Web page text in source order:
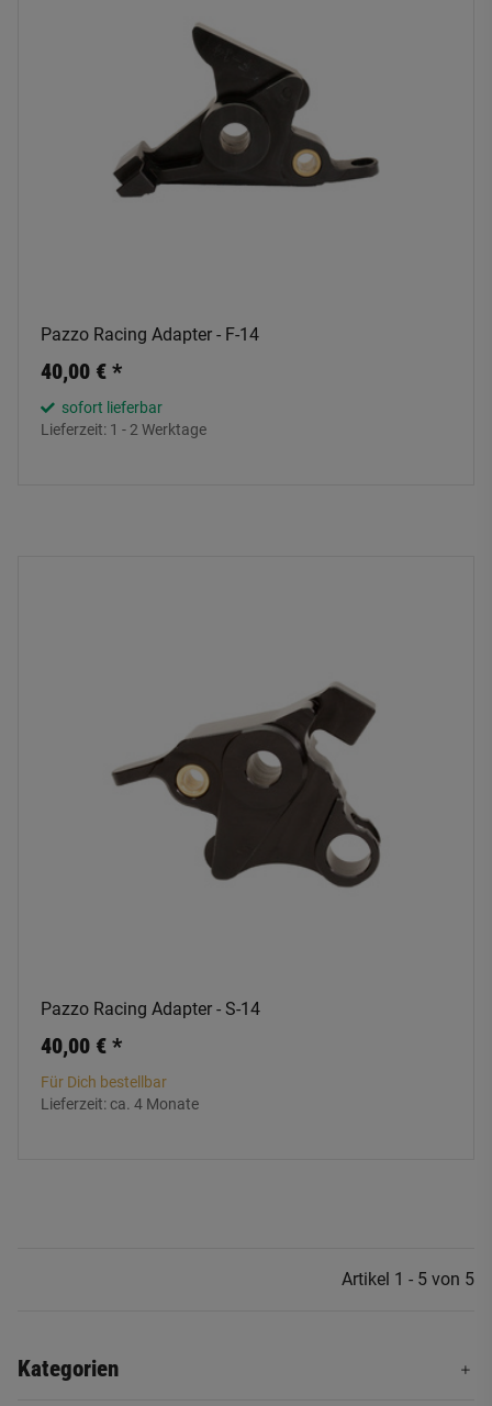
Pazzo Racing Adapter - F-14
40,00 € *
sofort lieferbar
Lieferzeit: 1 - 2 Werktage
Pazzo Racing Adapter - S-14
40,00 € *
Für Dich bestellbar
Lieferzeit:ca. 4 Monate
Artikel 1 - 5 von 5
Kategorien